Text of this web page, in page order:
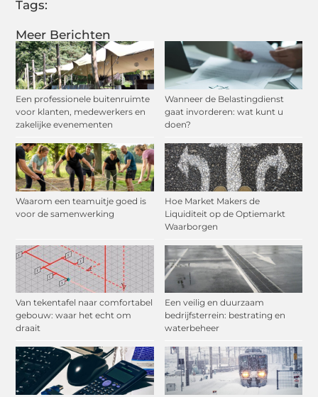
Meer Berichten
Een professionele buitenruimte
voor klanten, medewerkers en
zakelijke evenementen
Wanneer de Belastingdienst
gaat invorderen: wat kunt u
doen?
Waarom een teamuitje goed is
voor de samenwerking
Hoe Market Makers de
Liquiditeit op de Optiemarkt
Waarborgen
Van tekentafel naar comfortabel
gebouw: waar het echt om
draait
Een veilig en duurzaam
bedrijfsterrein: bestrating en
waterbeheer
Tags: